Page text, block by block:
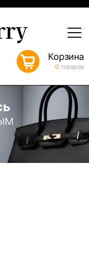
Корзина
0 товаров